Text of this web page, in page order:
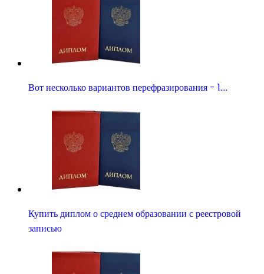
Вот несколько вариантов перефразирования - 1.…
Купить диплом о среднем образовании с реестровой
записью